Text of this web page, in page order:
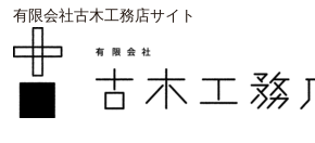
有限会社古木工務店サイト